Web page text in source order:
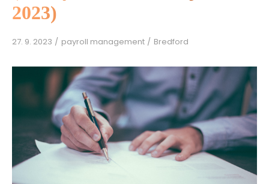
2023)
27. 9. 2023 payroll management Bredford